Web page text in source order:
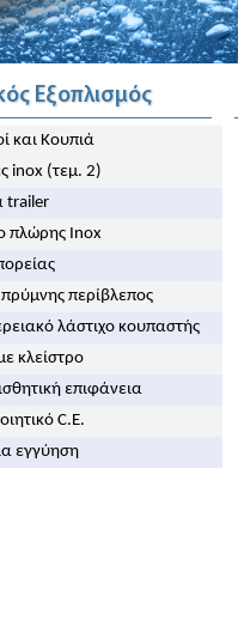
Εξοπλισμός
και Κουπιά
inox (τεμ. 2)
trailer
πλώρης Inox
περίβλεπος
λάστιχο κουπαστής
κλείστρο
επιφάνεια
C.E.
εγγύηση